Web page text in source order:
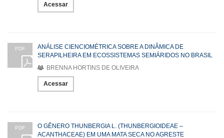
Acessar
PDF
ANÁLISE CIENCIOMÉTRICA SOBRE A DINÂMICA DE
SERAPILHEIRA EM ECOSSISTEMAS SEMIÁRIDOS NO BRASIL
BRENNA HORTINS DE OLIVEIRA
Acessar
PDF
O GÊNERO THUNBERGIA L. (THUNBERGIOIDEAE –
ACANTHACEAE) EM UMA MATA SECA NO AGRESTE